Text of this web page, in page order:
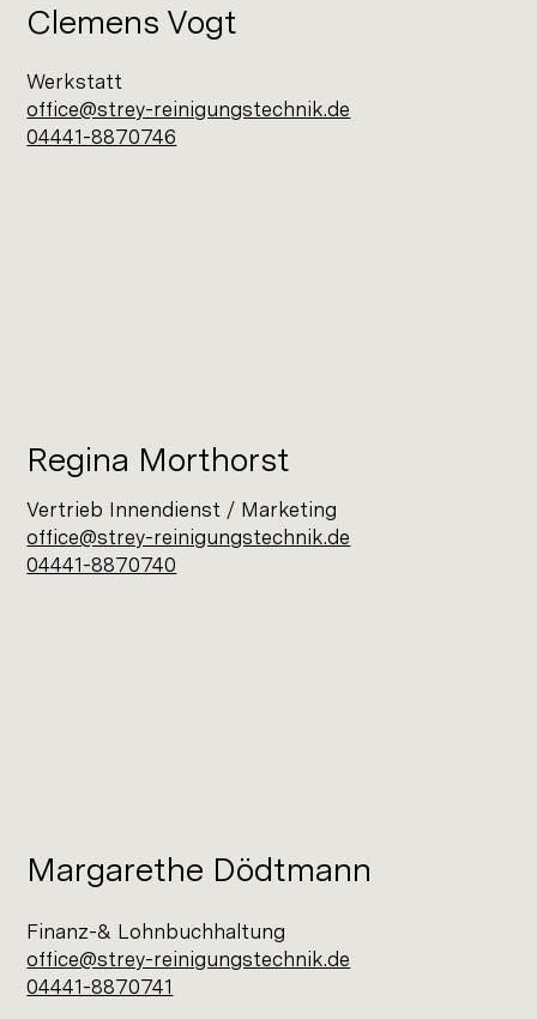
Clemens Vogt
Werkstatt
office@strey-reinigungstechnik.de
04441-8870746
Margarethe Dödtmann
Finanz-& Lohnbuchhaltung
office@strey-reinigungstechnik.de
04441-8870741
Regina Morthorst
Vertrieb Innendienst / Marketing
office@strey-reinigungstechnik.de
04441-8870740